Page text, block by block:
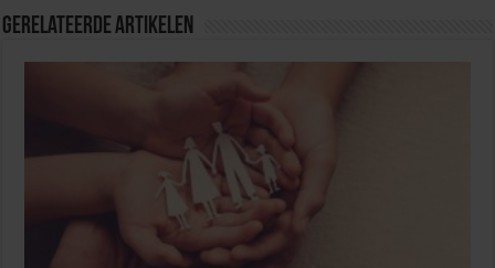
Gerelateerde Artikelen